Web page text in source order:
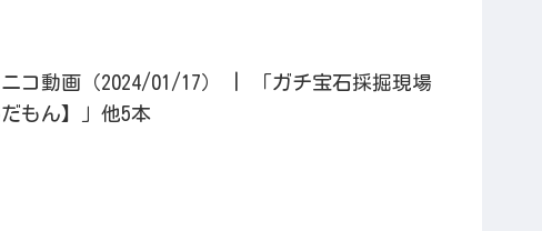
コ動画（2024/01/17） | 「ガチ宝石採掘現場
もん】」他5本